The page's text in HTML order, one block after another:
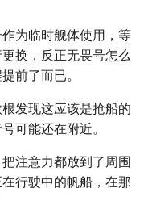
为临时舰体使用，等
换，反正无畏号怎么
前了而已。
发现这应该是抢船的
可能还在附近。
注意力都放到了周围
行驶中的帆船，在那